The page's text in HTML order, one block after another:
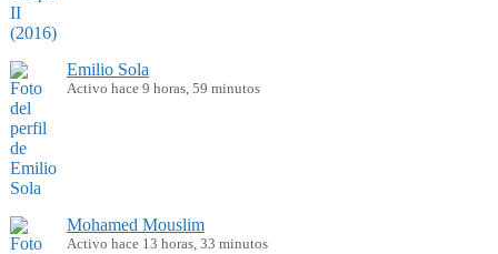
Emilio Sola
Activo hace 9 horas, 59 minutos
Mohamed Mouslim
Activo hace 13 horas, 33 minutos